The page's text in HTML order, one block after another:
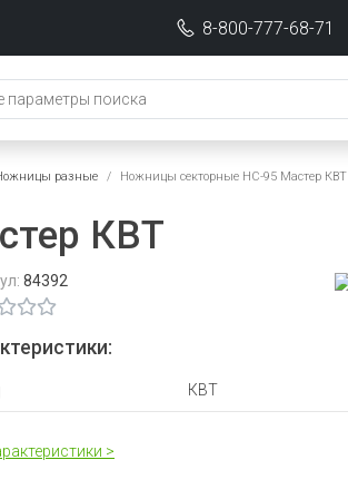
8-800-777-68-71
разные Ножницы секторные НС-95 Мастер КВТ
КВТ
84392
КВТ
>